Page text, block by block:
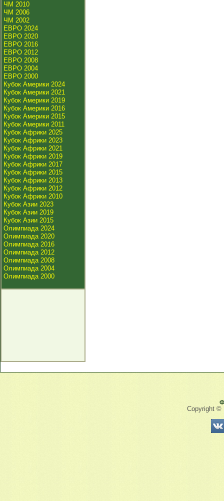
ЧМ 2010
ЧМ 2006
ЧМ 2002
ЕВРО 2024
ЕВРО 2020
ЕВРО 2016
ЕВРО 2012
ЕВРО 2008
ЕВРО 2004
ЕВРО 2000
Кубок Америки 2024
Кубок Америки 2021
Кубок Америки 2019
Кубок Америки 2016
Кубок Америки 2015
Кубок Америки 2011
Кубок Африки 2025
Кубок Африки 2023
Кубок Африки 2021
Кубок Африки 2019
Кубок Африки 2017
Кубок Африки 2015
Кубок Африки 2013
Кубок Африки 2012
Кубок Африки 2010
Кубок Азии 2023
Кубок Азии 2019
Кубок Азии 2015
Олимпиада 2024
Олимпиада 2020
Олимпиада 2016
Олимпиада 2012
Олимпиада 2008
Олимпиада 2004
Олимпиада 2000
Copyright ©